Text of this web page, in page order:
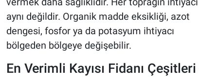
aynı değildir. Organik madde eksikliği, azot
dengesi, fosfor ya da potasyum ihtiyacı
bölgeden bölgeye değişebilir.
En Verimli Kayısı Fidanı Çeşitleri